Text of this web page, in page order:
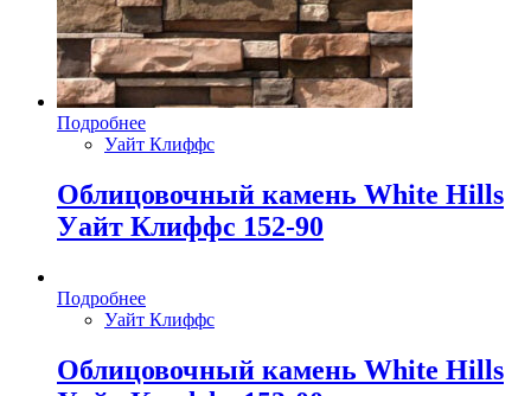
Подробнее
Уайт Клиффс
Облицовочный камень White Hills
Уайт Клиффс 152-90
Подробнее
Уайт Клиффс
Облицовочный камень White Hills